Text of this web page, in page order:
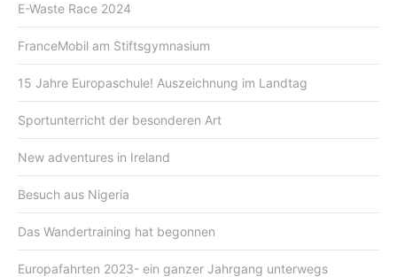
E-Waste Race 2024
FranceMobil am Stiftsgymnasium
15 Jahre Europaschule! Auszeichnung im Landtag
Sportunterricht der besonderen Art
New adventures in Ireland
Besuch aus Nigeria
Das Wandertraining hat begonnen
Europafahrten 2023- ein ganzer Jahrgang unterwegs